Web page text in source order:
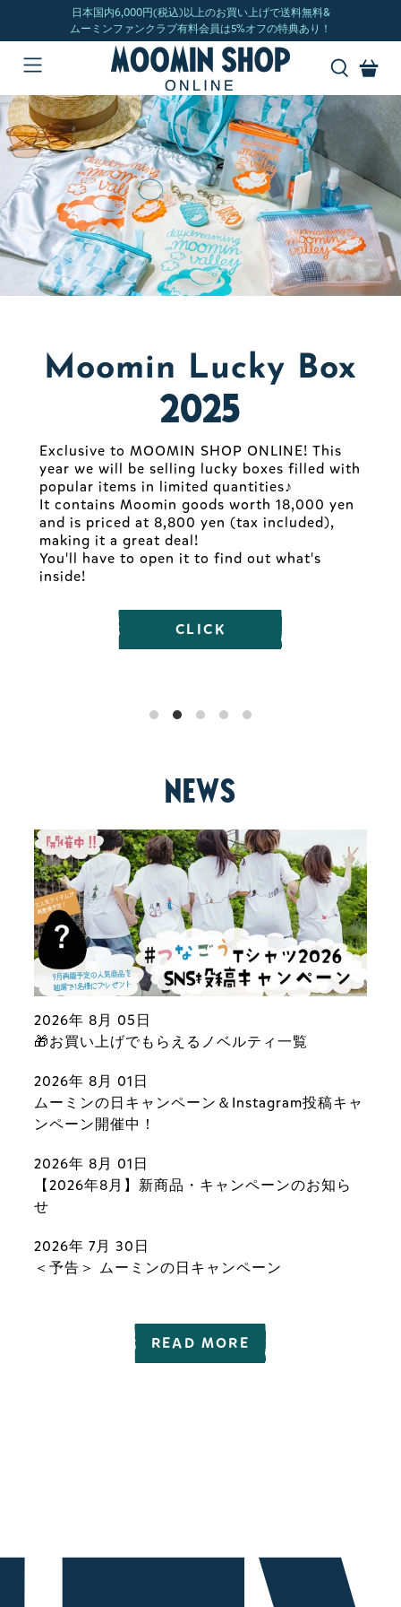
Moomin Lucky Box
2025
Exclusive to MOOMIN SHOP ONLINE! This
year we will be selling lucky boxes filled with
popular items in limited quantities♪
It contains Moomin goods worth 18,000 yen
and is priced at 8,800 yen (tax included),
making it a great deal!
You'll have to open it to find out what's
inside!
CLICK
NEWS
2026年 8月 05日
🎁お買い上げでもらえるノベルティ一覧
2026年 8月 01日
ムーミンの日キャンペーン＆Instagram投稿キャ
ンペーン開催中！
2026年 8月 01日
【2026年8月】新商品・キャンペーンのお知ら
せ
2026年 7月 30日
＜予告＞ ムーミンの日キャンペーン
READ MORE